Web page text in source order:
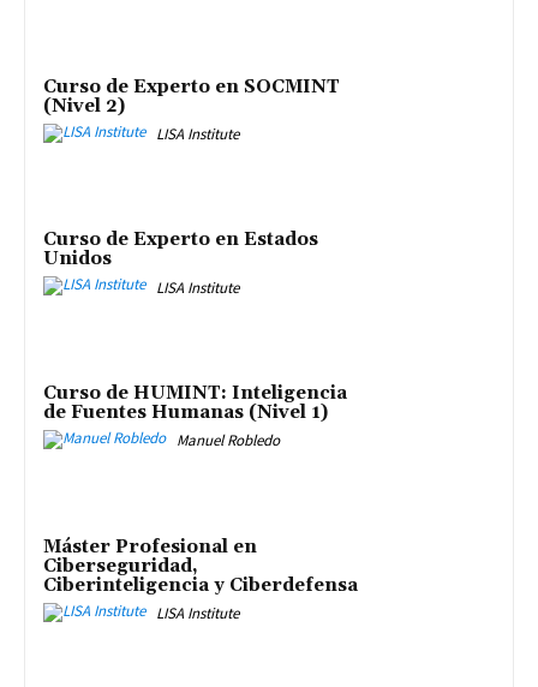
Curso de Experto en SOCMINT
(Nivel 2)
LISA Institute
Curso de Experto en Estados
Unidos
LISA Institute
Curso de HUMINT: Inteligencia
de Fuentes Humanas (Nivel 1)
Manuel Robledo
Máster Profesional en
Ciberseguridad,
Ciberinteligencia y Ciberdefensa
LISA Institute